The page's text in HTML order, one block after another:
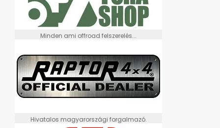
Minden ami offroad felszerelés...
Hivatalos magyarországi forgalmazó.